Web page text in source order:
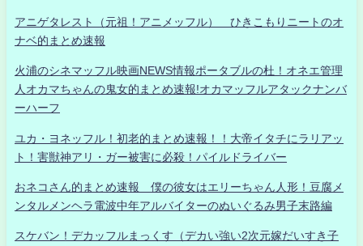
アニゲタレスト（元祖！アニメッフル） ひきこもりニートのオ
ナベ的まとめ速報
火浦のシネマッフル映画NEWS情報ポータブルの杜！オネエ管理
人オカマちゃんの鬼女的まとめ速報!オカマッフルアタックナンバ
ーハーフ
ユカ・ヨネッフル！初老的まとめ速報！！大帝イタチにラリアッ
ト！害獣神アリ・ガー被害に必殺！パイルドライバー
おネコさん的まとめ速報 僕の彼女はエリーちゃん人形！豆腐メ
ンタルメンヘラ電波中年アルバイターのぬいぐるみ男子末路編
スケバン！デカッフルまっくす（デカい強い2次元嫁だいすき子